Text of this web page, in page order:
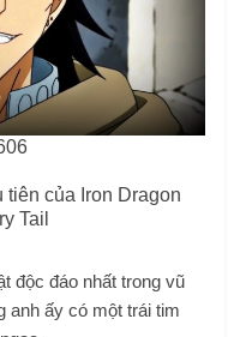
tiên của Iron Dragon
Tail
độc đáo nhất trong vũ
anh ấy có một trái tim